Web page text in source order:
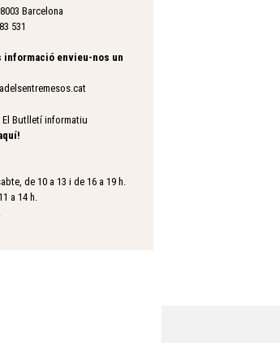
Barcelona
531
informació envieu-nos un
Butlletí informatiu
!
de 10 a 13 i de 16 a 19 h.
a 14 h.